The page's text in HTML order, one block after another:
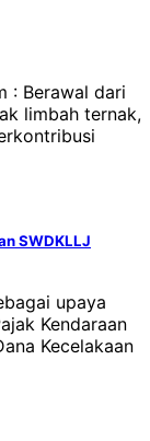
: Berawal dari
limbah ternak,
SWDKLLJ
upaya
Kendaraan
Kecelakaan